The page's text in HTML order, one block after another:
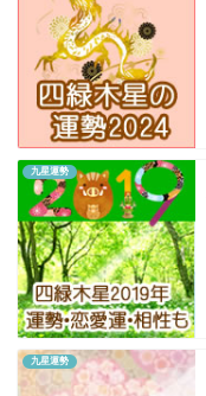
九星運勢
九星運勢